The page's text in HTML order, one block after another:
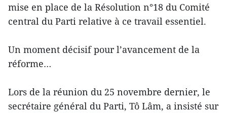
mise en place de la Résolution n°18 du Comité
central du Parti relative à ce travail essentiel.
Un moment décisif pour l’avancement de la
réforme…
Lors de la réunion du 25 novembre dernier, le
secrétaire général du Parti, Tô Lâm, a insisté sur